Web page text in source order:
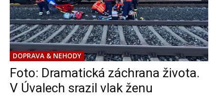
DOPRAVA & NEHODY
Foto: Dramatická záchrana života.
V Úvalech srazil vlak ženu